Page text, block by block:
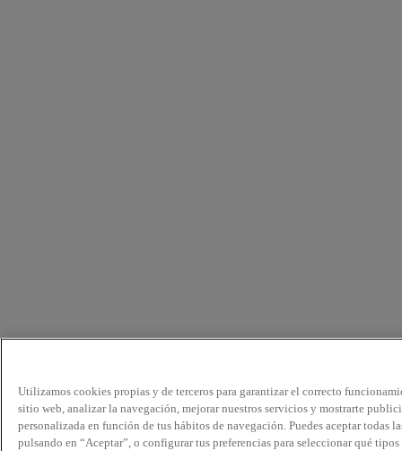
Utilizamos cookies propias y de terceros para garantizar el correcto
sitio web, analizar la navegación, mejorar nuestros servicios y mostrarte
personalizada en función de tus hábitos de navegación. Puedes aceptar todas
pulsando en “Aceptar”, o configurar tus preferencias para seleccionar qué tipos